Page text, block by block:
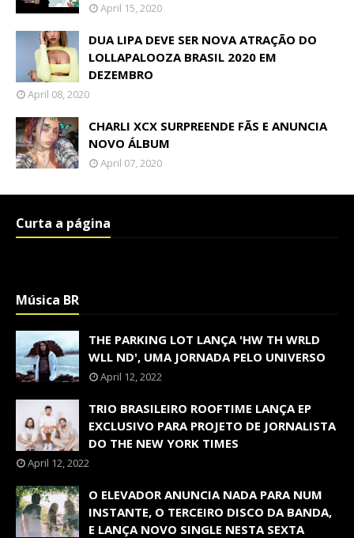
April 15, 2020
DUA LIPA DEVE SER NOVA ATRAÇÃO DO
LOLLAPALOOZA BRASIL 2020 EM
DEZEMBRO
April 08, 2020
CHARLI XCX SURPREENDE FÃS E ANUNCIA
NOVO ÁLBUM
April 07, 2020
Curta a página
Música BR
THE PARKING LOT LANÇA 'HW TH WRLD
WLL ND', UMA JORNADA PELO UNIVERSO
April 12, 2022
TRIO BRASILEIRO ROOFTIME LANÇA EP
EXCLUSIVO PARA PROJETO DE JORNALISTA
DO THE NEW YORK TIMES
April 12, 2022
O ELEVADOR ANUNCIA NADA PARA NUM
INSTANTE, O TERCEIRO DISCO DA BANDA,
E LANÇA NOVO SINGLE NESTA SEXTA